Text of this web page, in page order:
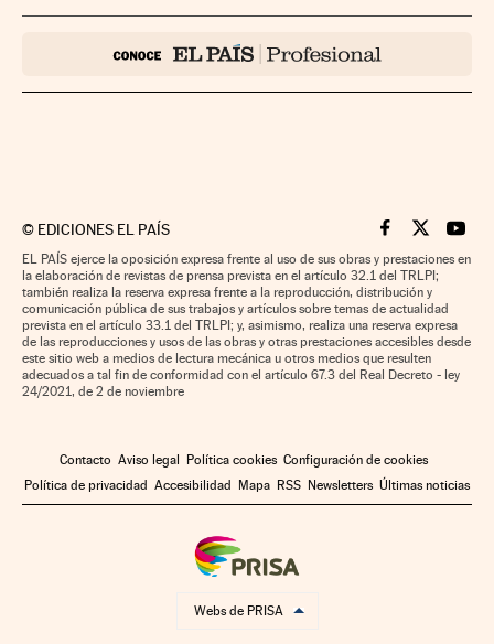
© EDICIONES EL PAÍS Cinco Días en
Cinco Días
Cinco
EL PAÍS ejerce la oposición expresa frente al uso de sus obras y prestaciones en
la elaboración de revistas de prensa prevista en el artículo 32.1 del TRLPI;
también realiza la reserva expresa frente a la reproducción, distribución y
comunicación pública de sus trabajos y artículos sobre temas de actualidad
prevista en el artículo 33.1 del TRLPI; y, asimismo, realiza una reserva expresa
de las reproducciones y usos de las obras y otras prestaciones accesibles desde
este sitio web a medios de lectura mecánica u otros medios que resulten
adecuados a tal fin de conformidad con el artículo 67.3 del Real Decreto - ley
24/2021, de 2 de noviembre
Contacto Aviso legal Política cookies Configuración de cookies
Política de privacidad Accesibilidad Mapa RSS Newsletters Últimas noticias
Webs de PRISA